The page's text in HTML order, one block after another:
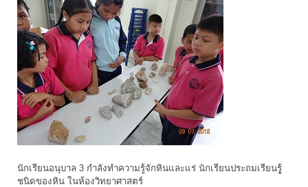
นักเรียนอนุบาล 3 กำลังทำความรู้จักหินและแร่ นักเรียนประถมเรียนรูู้
ชนิดของหิน ในห้องวิทยาศาสตร์